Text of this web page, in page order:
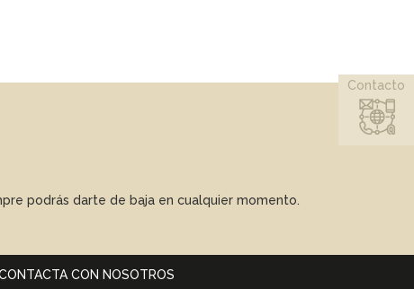
podrás darte de baja en cualquier momento.
CON NOSOTROS
Contacto